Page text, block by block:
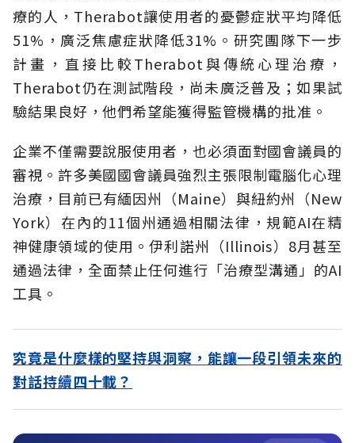
療的人，Therabot讓使用者的憂鬱症狀平均降低
51%，廣泛焦慮症狀降低31%。研究團隊下一步
計畫，直接比較Therabot與傳統心理治療，
Therabot仍在測試階段，尚未廣泛普及；如果試
驗結果良好，他們希望能獲得監管機構的批准。
企業不僅需要說服使用者，也必須面對國會議員的
審視。許多美國國會議員強烈主張限制電腦化心理
治療，目前已有緬因州（Maine）與紐約州（New
York）在內的11個州通過相關法律，規範AI在精
神健康領域的使用。伊利諾州（Illinois）8月甚至
通過法律，全面禁止任何進行「治療型溝通」的AI
工具。
究竟是什麼樣的堅持與洞察，能讓一段引領未來的
對話持續四十載？